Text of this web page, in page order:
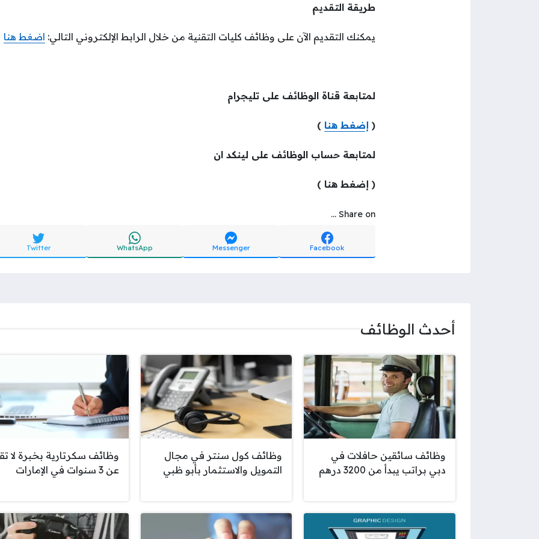
طريقة التقديم
يمكنك التقديم الآن على وظائف كليات التقنية من خلال الرابط الإلكتروني التالي: اضغط هنا
لمتابعة قناة الوظائف على تليجرام
( إضغط هنا )
لمتابعة حساب الوظائف على لينكد ان
( إضغط هنا )
Share on ...
Facebook
Messenger
WhatsApp
Twitter
أحدث الوظائف
وظائف سائقين حافلات في
دبي براتب يبدأ من 3200 درهم
وظائف كول سنتر في مجال
التمويل والاستثمار بأبو ظبي
وظائف سكرتارية بخبرة لا
عن 3 سنوات في الإمارات